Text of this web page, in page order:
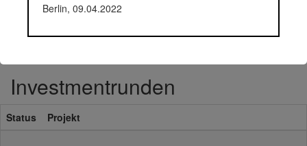
9 Projekte
Ausfall
3 Projekte
10.0%
Investmentrunden
Status Projekt
Berlin, 09.04.2022